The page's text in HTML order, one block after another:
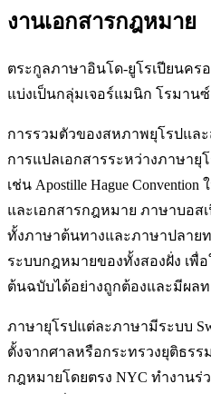
งานเอกสารกฎหมาย
ตระกูลภาษาอินโด-ยูโรเปียนค
แบ่งเป็นกลุ่มเจอร์แมนิก โรมาน
การรวมตัวของสหภาพยุโรปแ
การแปลเอกสารระหว่างภาษายุ
เช่น Apostille Hague
และเอกสารกฎหมาย ภาษาบอส
ทั้งภาษาต้นทางและภาษาปลายท
ระบบกฎหมายของทั้งสองฝั่ง เพื่
ต้นฉบับได้อย่างถูกต้องและมีผล
ภาษายุโรปแต่ละภาษามีระบบ
ตั้งจากศาลหรือกระทรวงยุติธร
กฎหมายโดยตรง NYC ทำงาน